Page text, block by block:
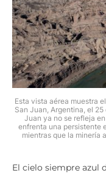
Esta vista aérea muestra
San Juan, Argentina, el
Juan ya no se refleja
enfrenta una persistente
mientras que la minería
El cielo siempre azul